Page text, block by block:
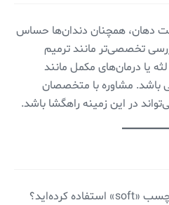
دهان، همچنان دندان‌ها حساس
تخصصی‌تر مانند ترمیم
یا درمان‌های مکمل مانند
باشد. مشاوره با متخصصان
در این زمینه راهگشا باشد.
آیا تاکنون از مسواک‌هایی با برچسب «soft» استفاده کرده‌اید؟